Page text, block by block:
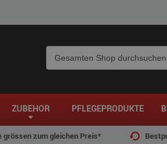
ZUBEHÖR PFLEGEPRODUKTE
grössen zum gleichen Preis*